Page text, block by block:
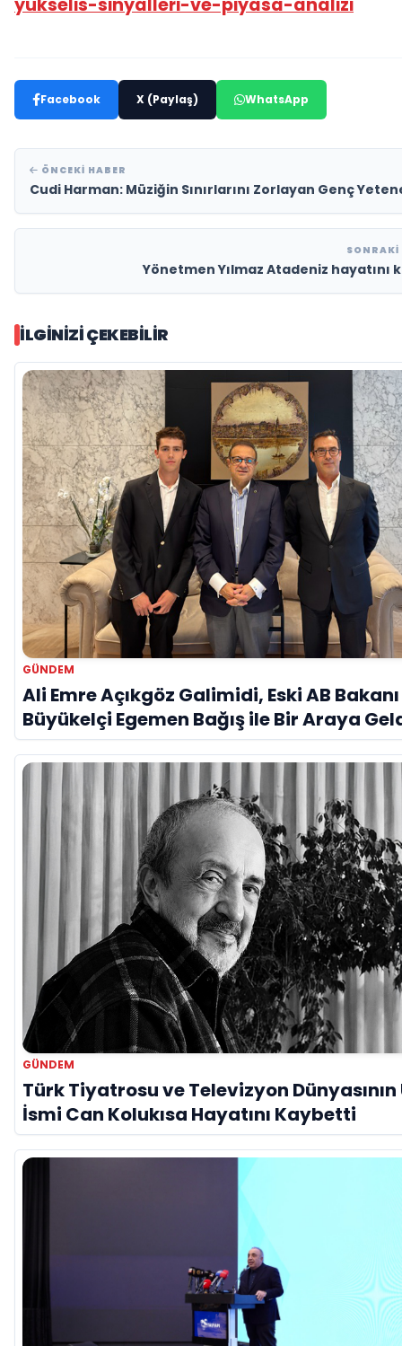
yukselis-sinyalleri-ve-piyasa-analizi
Facebook X (Paylaş) WhatsApp
ÖNCEKI HABER
Cudi Harman: Müziğin Sınırlarını Zorlayan Genç
Yönetmen Yılmaz Atadeniz hayatını
İLGINIZI ÇEKEBILIR
GÜNDEM
Ali Emre Açıkgöz Galimidi, Eski AB
Büyükelçi Egemen Bağış ile Bir Araya
GÜNDEM
Türk Tiyatrosu ve Televizyon Dünyasının
İsmi Can Kolukısa Hayatını Kaybetti